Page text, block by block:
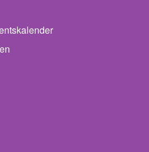
von Texte und Infos